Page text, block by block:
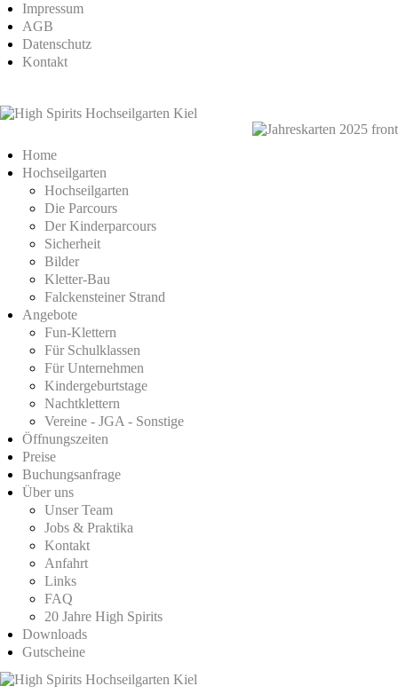
Impressum
AGB
Datenschutz
Kontakt
Home
Hochseilgarten
Hochseilgarten
Die Parcours
Der Kinderparcours
Sicherheit
Bilder
Kletter-Bau
Falckensteiner Strand
Angebote
Fun-Klettern
Für Schulklassen
Für Unternehmen
Kindergeburtstage
Nachtklettern
Vereine - JGA - Sonstige
Öffnungszeiten
Preise
Buchungsanfrage
Über uns
Unser Team
Jobs & Praktika
Kontakt
Anfahrt
Links
FAQ
20 Jahre High Spirits
Downloads
Gutscheine